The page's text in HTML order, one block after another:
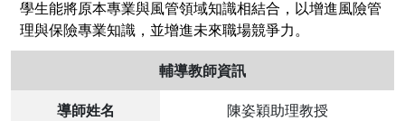
學生能將原本專業與風管領域知識相結合，以增進風險管
理與保險專業知識，並增進未來職場競爭力。
輔導教師資訊
導師姓名
陳姿穎助理教授